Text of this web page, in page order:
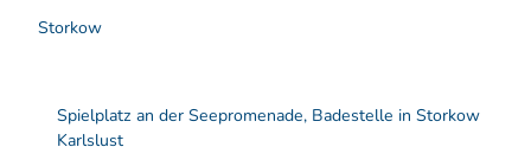
Storkow
Spielplatz an der Seepromenade, Badestelle in Storkow
Karlslust